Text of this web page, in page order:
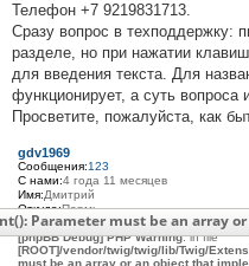
н
и
#
3
5
Телефон +7 9219831713.
Сразу вопрос в техподдержку:
разделе, но при нажатии
для введения текста. Для
функционирует, а суть вопроса
Просветите, пожалуйста, как
gdv1969
Сообщения:123
С нами:4 года 11 месяцев
Имя:Дмитрий
Откуда:Пермь
Мото:Triumph Tiger 800XC 2013
[phpBB Debug] PHP Warning: in file
[ROOT]/vendor/twig/twig/lib/Twig/
must be an array or an object that
Parameter must be an array